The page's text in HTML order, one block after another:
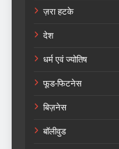
ज़रा हटके
देश
धर्म एवं ज्योतिष
फूड-फिटनेस
बिज़नेस
बॉलीवुड